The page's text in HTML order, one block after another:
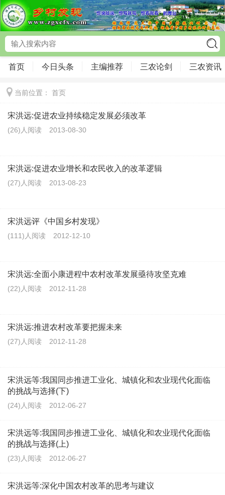
首页 今日头条 主编推荐 三农论剑 三农资讯
当前位置： 首页
宋洪远:促进农业持续稳定发展必须改革
(26)人阅读 2013-08-30
宋洪远:促进农业增长和农民收入的改革逻辑
(27)人阅读 2013-08-23
宋洪远评《中国乡村发现》
(111)人阅读 2012-12-10
宋洪远:全面小康进程中农村改革发展亟待攻坚克难
(22)人阅读 2012-11-28
宋洪远:推进农村改革要把握未来
(27)人阅读 2012-11-28
宋洪远等:我国同步推进工业化、城镇化和农业现代化面临
的挑战与选择(下)
(24)人阅读 2012-06-27
宋洪远等:我国同步推进工业化、城镇化和农业现代化面临
的挑战与选择(上)
(23)人阅读 2012-06-27
宋洪远等:深化中国农村改革的思考与建议